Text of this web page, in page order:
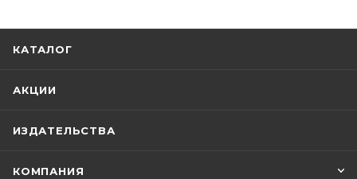
КАТАЛОГ
АКЦИИ
ИЗДАТЕЛЬСТВА
КОМПАНИЯ